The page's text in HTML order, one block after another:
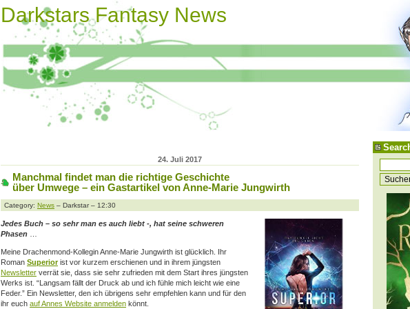
Darkstars Fantasy News
24. Juli 2017
Manchmal findet man die richtige Geschichte
über Umwege – ein Gastartikel von Anne-Marie Jungwirth
Category: News – Darkstar – 12:30
Jedes Buch – so sehr man es auch liebt -, hat seine schweren
Phasen
Meine Drachenmond-Kollegin Anne-Marie Jungwirth ist glücklich. Ihr
Roman Superiorist vor kurzem erschienen und in ihrem jüngsten
Newsletter verrät sie, dass sie sehr zufrieden mit dem Start ihres jüngsten
Werks ist. “Langsam fällt der Druck ab und ich fühle mich leicht wie eine
Feder.” Ein Newsletter, den ich übrigens sehr empfehlen kann und für den
ihr euch auf Annes Website anmelden könnt.